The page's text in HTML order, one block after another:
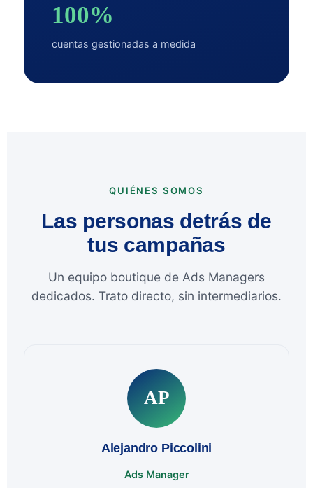
100%
cuentas gestionadas a medida
QUIÉNES SOMOS
Las personas detrás de
tus campañas
Un equipo boutique de Ads Managers
dedicados. Trato directo, sin intermediarios.
AP
Alejandro Piccolini
Ads Manager